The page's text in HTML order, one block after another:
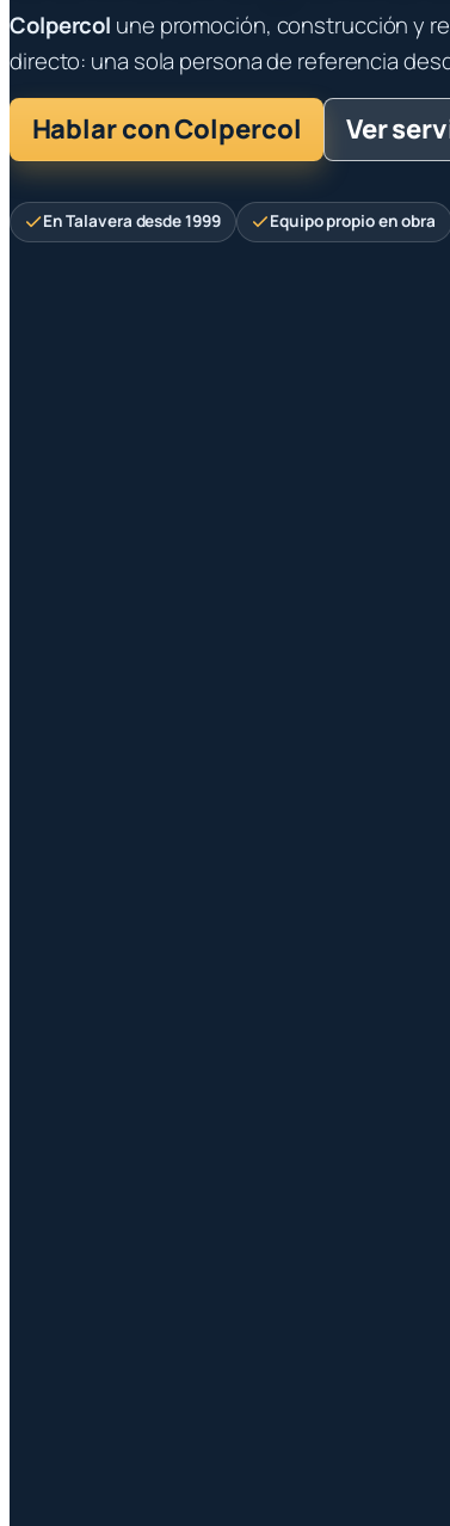
Colpercol une promoción, construcción y
directo: una sola persona de referencia
Hablar con Colpercol Ver
En Talavera desde 1999 Equipo propio en obra